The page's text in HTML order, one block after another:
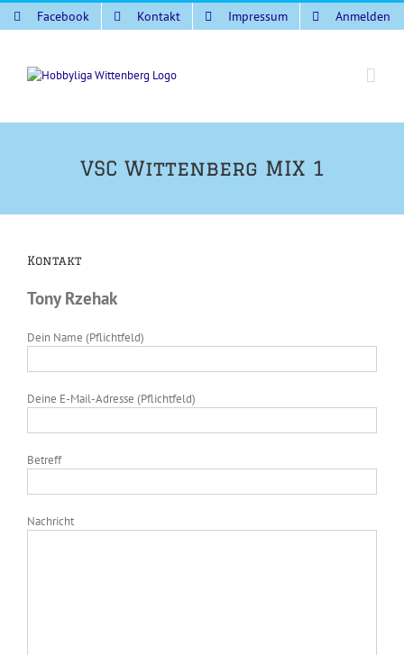
Zum
Inhalt
Facebook Kontakt Impressum Anmelden
VSC Wittenberg MIX 1
Kontakt
Tony Rzehak
Dein Name (Pflichtfeld)
Deine E-Mail-Adresse (Pflichtfeld)
Betreff
Nachricht